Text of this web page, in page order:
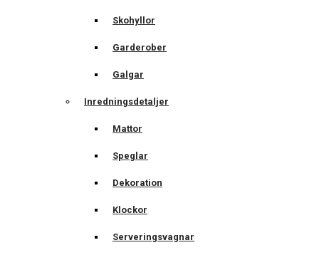
Skohyllor
Garderober
Galgar
Inredningsdetaljer
Mattor
Speglar
Dekoration
Klockor
Serveringsvagnar